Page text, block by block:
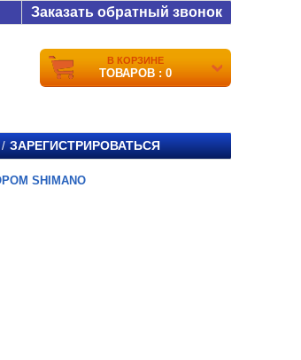
Заказать обратный звонок
В КОРЗИНЕ
ТОВАРОВ : 0
/ ЗАРЕГИСТРИРОВАТЬСЯ
SHIMANO